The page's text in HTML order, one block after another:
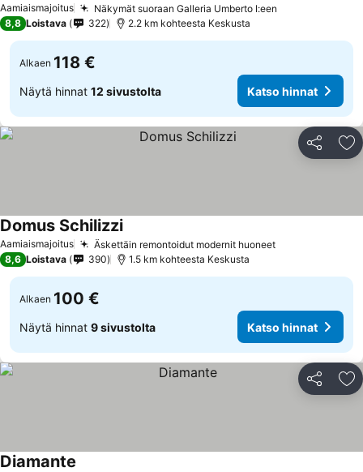
Aamiaismajoitus Näkymät suoraan Galleria Umberto I:een
8,8 Loistava 322 2.2 km kohteesta Keskusta
Alkaen 118 €
Näytä hinnat 12 sivustolta Katso hinnat
Jaa
Aamiaismajoitus Äskettäin remontoidut modernit huoneet
Domus Schilizzi
8,6 Loistava 390 1.5 km kohteesta Keskusta
Alkaen 100 €
Näytä hinnat 9 sivustolta Katso hinnat
Jaa
Diamante